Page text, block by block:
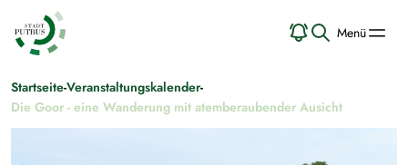
Menü
Startseite-Veranstaltungskalender-
Die Goor - eine Wanderung mit atemberaubender Ausicht